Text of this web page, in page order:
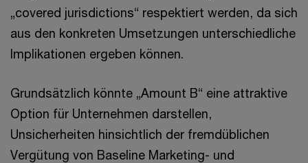
„covered jurisdictions“ respektiert werden, da sich
aus den konkreten Umsetzungen unterschiedliche
Implikationen ergeben können.
Grundsätzlich könnte „Amount B“ eine attraktive
Option für Unternehmen darstellen,
Unsicherheiten hinsichtlich der fremdüblichen
Vergütung von Baseline Marketing- und